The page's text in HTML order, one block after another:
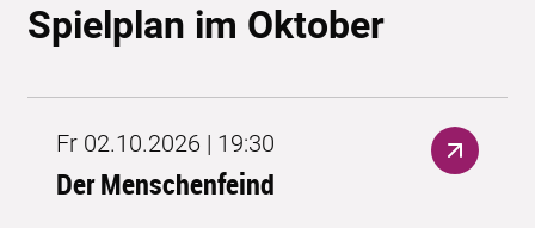
Spielplan im Oktober
Fr 02.10.2026 | 19:30
Der Menschenfeind